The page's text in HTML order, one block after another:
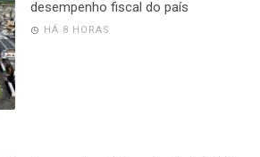
desempenho fiscal do país
HÁ 8 HORAS